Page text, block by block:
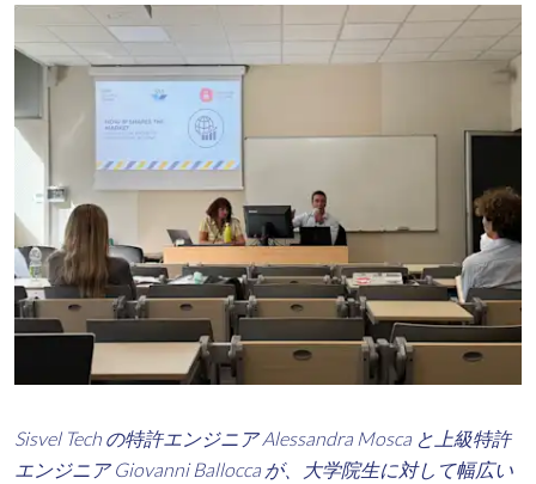
Sisvel Tech の特許エンジニア Alessandra Mosca と上級特許
エンジニア Giovanni Ballocca が、大学院生に対して幅広い